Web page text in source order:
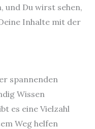
und Du wirst sehen,
Inhalte mit der
spannenden
Wissen
es eine Vielzahl
Weg helfen